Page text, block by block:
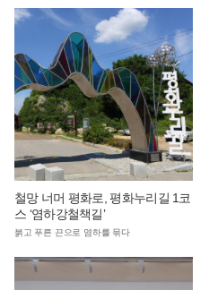
철망 너머 평화로, 평화누리길 1코
스 ‘염하강철책길’
붉고 푸른 끈으로 염하를 묶다